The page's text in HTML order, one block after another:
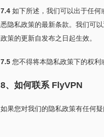
7.4如下所述，我们可以出于任何
悉隐私政策的最新条款。我们可
政策的更新自发布之日起生效。
7.5您不得将本隐私政策下的权利
8、如何联系 FlyVPN
如果您对我们的隐私政策有任何